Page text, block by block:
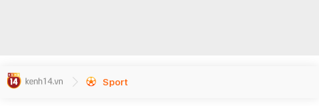
Sport